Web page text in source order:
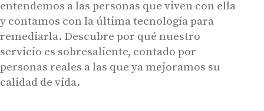
entendemos a las personas que viven con ella
y contamos con la última tecnología para
remediarla. Descubre por qué nuestro
servicio es sobresaliente, contado por
personas reales a las que ya mejoramos su
calidad de vida.
Audífonos
Gafas auditivas